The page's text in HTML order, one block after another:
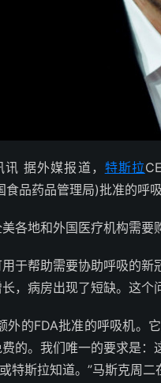
据外媒报道， 特斯拉
食品药品管理局)批准的呼
各地和外国医疗机构需要
于帮助需要协助呼吸的
，病房出现了短缺。这个
外的FDA批准的呼吸机。
的。我们唯一的要求是：
特斯拉知道。”马斯克周二